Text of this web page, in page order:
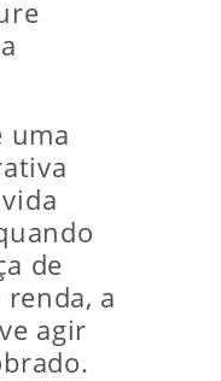
uma
de
a
agir